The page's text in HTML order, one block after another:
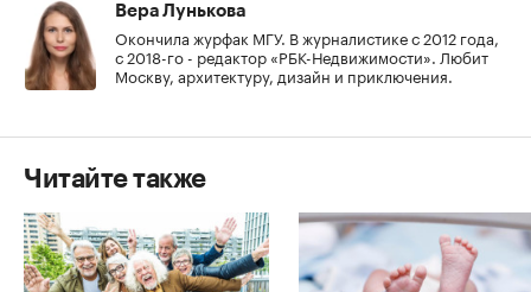
Вера Лунькова
Окончила журфак МГУ. В журналистике с 2012 года,
с 2018-го - редактор «РБК-Недвижимости». Любит
Москву, архитектуру, дизайн и приключения.
Читайте также